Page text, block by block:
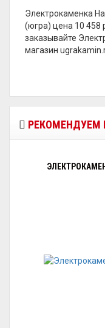
Электрокаменка
(югра) цена 10 458
заказывайте
магазин
РЕКОМЕНДУЕМ